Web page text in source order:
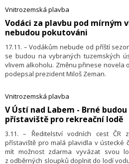
dnes informoval slovenský statistický
Vnitrozemská plavba
​Vodáci za plavbu pod mírným
nebudou pokutováni
17.11. – Vodákům nebude od příští
se budou na vybraných tuzemských
vlivem alkoholu. Změnu přinese novela
podepsal prezident Miloš Zeman.
Vnitrozemská plavba
​V Ústí nad Labem - Brné
přístaviště pro rekreační lodě
3.11. – Ředitelství vodních cest ČR
přístaviště pro malá plavidla v ústecké
mít možnost zdarma vyvázat svou
z odběrných sloupků doplnit do lodí